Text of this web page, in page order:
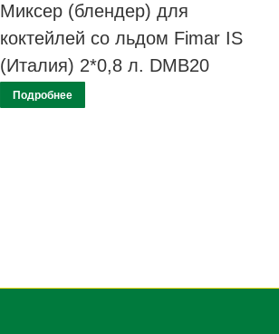
Миксер (блендер) для
коктейлей со льдом Fimar IS
(Италия) 2*0,8 л. DMB20
Подробнее